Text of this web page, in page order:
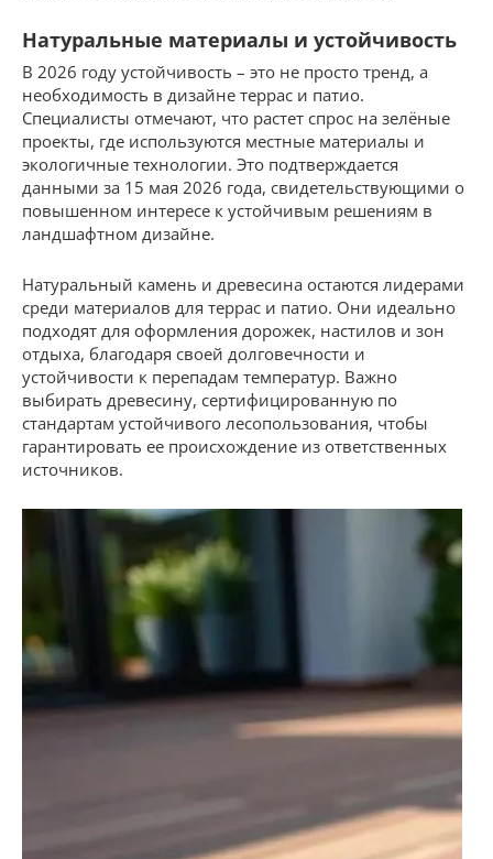
Натуральные материалы и устойчивость
В 2026 году устойчивость – это не просто тренд, а
необходимость в дизайне террас и патио.
Специалисты отмечают, что растет спрос на зелёные
проекты, где используются местные материалы и
экологичные технологии. Это подтверждается
данными за 15 мая 2026 года, свидетельствующими о
повышенном интересе к устойчивым решениям в
ландшафтном дизайне.
Натуральный камень и древесина остаются лидерами
среди материалов для террас и патио. Они идеально
подходят для оформления дорожек, настилов и зон
отдыха, благодаря своей долговечности и
устойчивости к перепадам температур. Важно
выбирать древесину, сертифицированную по
стандартам устойчивого лесопользования, чтобы
гарантировать ее происхождение из ответственных
источников.